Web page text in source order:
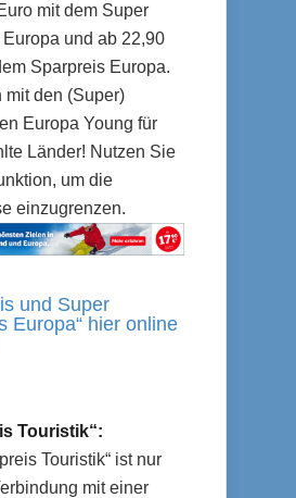
mit dem Super
und ab 22,90
Sparpreis Europa.
mit den (Super)
Europa Young für
Länder! Nutzen Sie
um die
einzugrenzen.
und Super
Europa“ hier online
Touristik“:
Touristik“ ist nur
mit einer